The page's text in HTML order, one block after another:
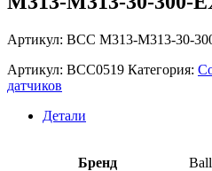
Артикул: BCC M313-M313-30-
Артикул: BCC0519 Категория:
датчиков
Детали
Бренд